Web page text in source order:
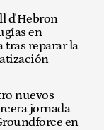
d'Hebron
en
tras reparar la
nuevos
jornada
en